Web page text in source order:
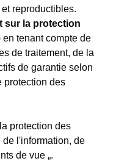
reproductibles.
sur la protection
en tenant compte de
de traitement, de la
de garantie selon
protection des
protection des
l'information, de
de vue „.